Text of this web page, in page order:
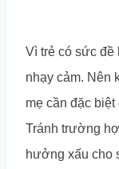
Vì trẻ có sức đề
nhạy cảm. Nên
mẹ cần đặc
Tránh trường
hưởng xấu cho